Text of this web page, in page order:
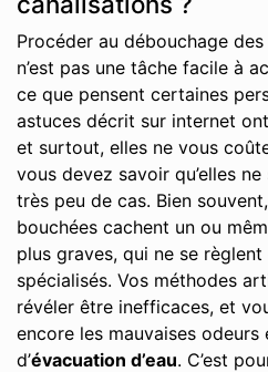
Procéder au débouchage
n’est pas une tâche facile à
ce que pensent certaines
astuces décrit sur internet
et surtout, elles ne vous
vous devez savoir qu’elles
très peu de cas. Bien
bouchées cachent un ou
plus graves, qui ne se règlent
spécialisés. Vos méthodes
révéler être inefficaces, et
encore les mauvaises odeurs
d’évacuation d’eau. C’est